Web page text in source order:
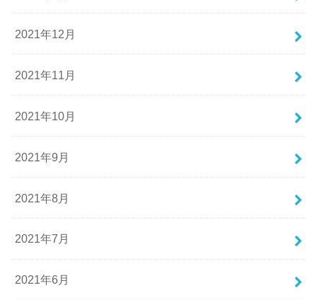
2021年12月
2021年11月
2021年10月
2021年9月
2021年8月
2021年7月
2021年6月